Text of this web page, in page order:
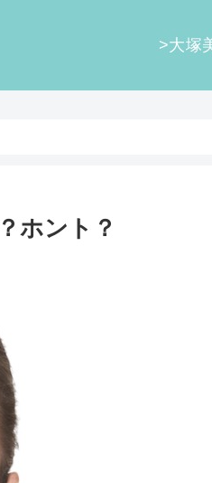
>大塚
ホント？